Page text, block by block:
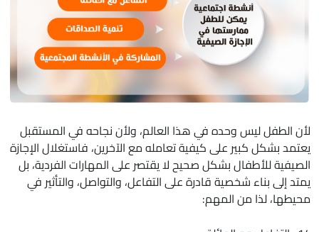
لأن الطفل ليس وحده في هذا العالم، ولأن نجاحه في المستقبل
يعتمد بشكل كبير على كيفية تعامله مع الآخرين، فاستغلال الإجازة
الصيفية للأطفال بشكل صحيح لا يقتصر على المهارات الفردية، بل
يمتد إلى بناء شخصية قادرة على التفاعل، والتواصل، والتأثير في
محيطها، لذا من المهم: